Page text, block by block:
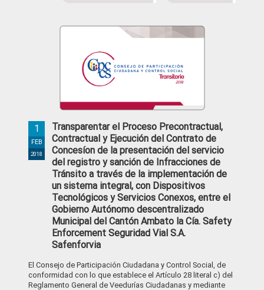
Transparentar el Proceso Precontractual,
Contractual y Ejecución del Contrato de
Concesíon de la presentación del servicio
del registro y sanción de Infracciones de
Tránsito a través de la implementación de
un sistema integral, con Dispositivos
Tecnológicos y Servicios Conexos, entre el
Gobierno Autónomo descentralizado
Municipal del Cantón Ambato la Cía. Safety
Enforcement Seguridad Vial S.A.
Safenforvia
1
FEB
2018
El Consejo de Participación Ciudadana y Control Social, de
conformidad con lo que establece el Artículo 28 literal c) del
Reglamento General de Veedurías Ciudadanas y mediante